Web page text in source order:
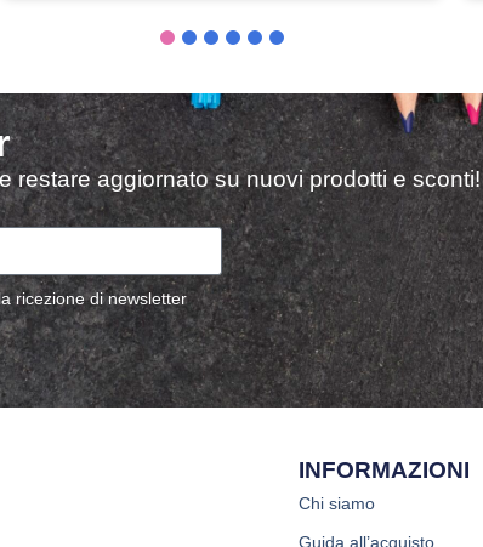
restare aggiornato su nuovi prodotti e sconti!
ricezione di newsletter
INFORMAZIONI
Chi siamo
Guida all’acquisto